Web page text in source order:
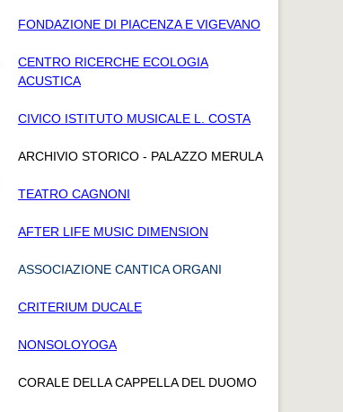
FONDAZIONE DI PIACENZA E VIGEVANO
CENTRO RICERCHE ECOLOGIA
ACUSTICA
CIVICO ISTITUTO MUSICALE L. COSTA
ARCHIVIO STORICO - PALAZZO MERULA
TEATRO CAGNONI
AFTER LIFE MUSIC DIMENSION
ASSOCIAZIONE CANTICA ORGANI
CRITERIUM DUCALE
NONSOLOYOGA
CORALE DELLA CAPPELLA DEL DUOMO